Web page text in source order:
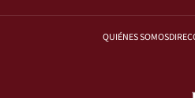
QUIÉNES SOMOS